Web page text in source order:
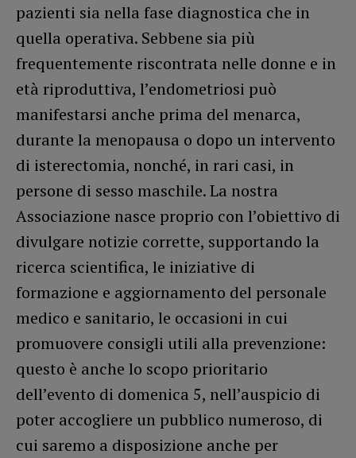
pazienti sia nella fase diagnostica che in
quella operativa. Sebbene sia più
frequentemente riscontrata nelle donne e in
età riproduttiva, l’endometriosi può
manifestarsi anche prima del menarca,
durante la menopausa o dopo un intervento
di isterectomia, nonché, in rari casi, in
persone di sesso maschile. La nostra
Associazione nasce proprio con l’obiettivo di
divulgare notizie corrette, supportando la
ricerca scientifica, le iniziative di
formazione e aggiornamento del personale
medico e sanitario, le occasioni in cui
promuovere consigli utili alla prevenzione:
questo è anche lo scopo prioritario
dell’evento di domenica 5, nell’auspicio di
poter accogliere un pubblico numeroso, di
cui saremo a disposizione anche per